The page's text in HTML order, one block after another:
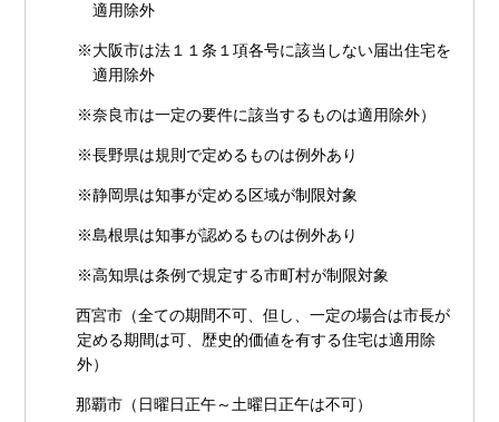
適用除外
※大阪市は法１１条１項各号に該当しない届出住宅を
適用除外
※奈良市は一定の要件に該当するものは適用除外）
※長野県は規則で定めるものは例外あり
※静岡県は知事が定める区域が制限対象
※島根県は知事が認めるものは例外あり
※高知県は条例で規定する市町村が制限対象
西宮市（全ての期間不可、但し、一定の場合は市長が
定める期間は可、歴史的価値を有する住宅は適用除
外）
那覇市（日曜日正午～土曜日正午は不可）